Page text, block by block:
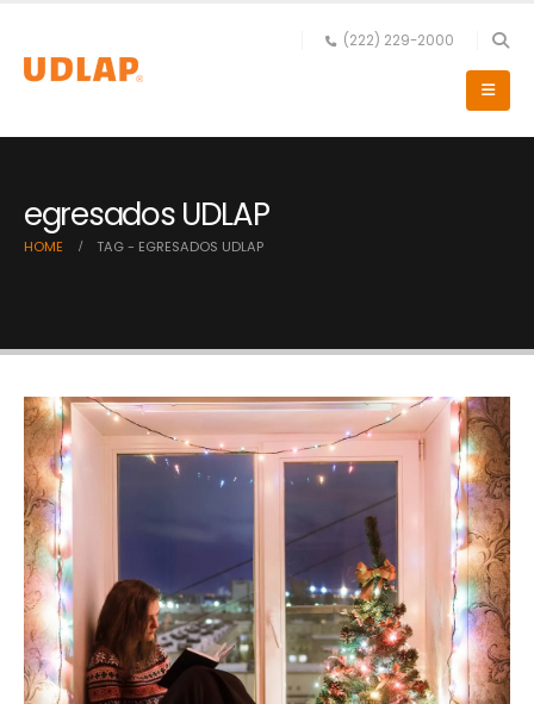
(222) 229-2000
egresados UDLAP
HOME TAG - EGRESADOS UDLAP